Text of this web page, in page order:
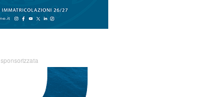
sponsorizzata